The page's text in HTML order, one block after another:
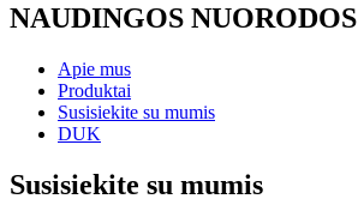
NAUDINGOS NUORODOS
Apie mus
Produktai
Susisiekite su mumis
DUK
Susisiekite su mumis